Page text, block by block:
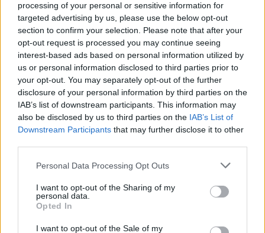
processing of your personal or sensitive information for
targeted advertising by us, please use the below opt-out
section to confirm your selection. Please note that after your
opt-out request is processed you may continue seeing
interest-based ads based on personal information utilized by
us or personal information disclosed to third parties prior to
your opt-out. You may separately opt-out of the further
disclosure of your personal information by third parties on the
IAB’s list of downstream participants. This information may
also be disclosed by us to third parties on the IAB’s List of
Downstream Participants that may further disclose it to other
Please note that this website/app uses one or more Google
not limited to your visit or usage behaviour. You may click to
grant or deny consent to Google and its third-party tags to
use your data for below specified purposes in below Google
consent section.
Personal Data Processing Opt Outs
I want to opt-out of the Sharing of my
personal data.
Opted In
I want to opt-out of the Sale of my
FLASH FOCUS